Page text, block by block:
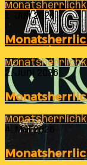
1. Juli 2026
2. Juni 2026
4. Mai 2026